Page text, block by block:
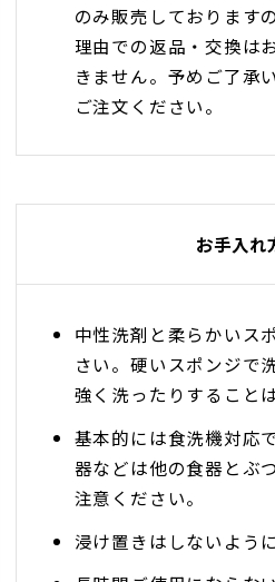
のみ販売しております
理由での返品・交換は
きません。予めご了承
ご注文ください。
お手入れ
中性洗剤と柔らかいス
さい。硬いスポンジで
強く洗ったりすること
基本的には食洗機対応
器などは他の食器とぶ
注意ください。
浸け置きはしないよう